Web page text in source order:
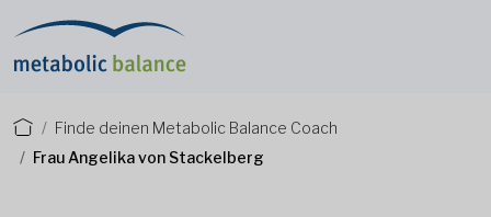
Finde deinen Metabolic Balance Coach
Frau Angelika von Stackelberg